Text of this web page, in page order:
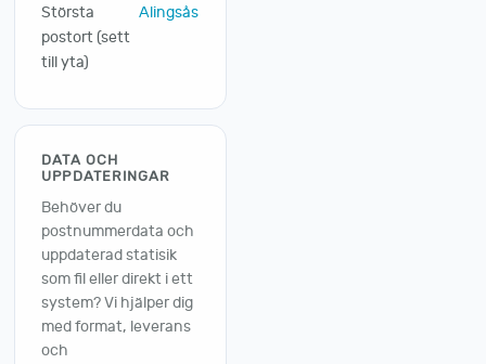
Största
postort (sett
till yta)
Alingsås
DATA OCH
UPPDATERINGAR
Behöver du
postnummerdata och
uppdaterad statisik
som fil eller direkt i ett
system? Vi hjälper dig
med format, leverans
och